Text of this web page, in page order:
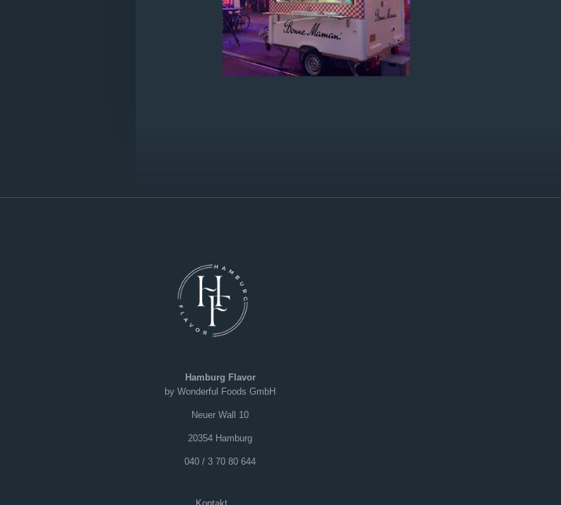
Hamburg Flavor
by Wonderful Foods GmbH
Neuer Wall 10
20354 Hamburg
040 / 3 70 80 644